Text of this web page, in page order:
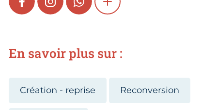
FACEBOOKINSTAGRAMWHATSAPPSHOW MORE
En savoir plus sur :
Création - reprise Reconversion